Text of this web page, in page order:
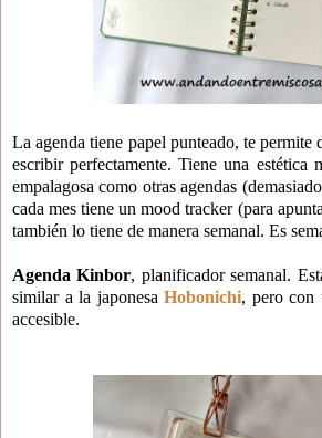
La agenda tiene papel punteado, te permite
escribir perfectamente. Tiene una estética
empalagosa como otras agendas
cada mes tiene un mood tracker (para
también lo tiene de manera semanal. Es
Agenda Kinbor, planificador semanal.
similar a la japonesa Hobonichi, pero con
accesible.